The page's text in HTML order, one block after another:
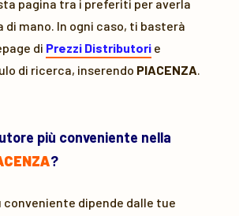
pagina tra i preferiti per averla
di mano. In ogni caso, ti basterà
di Prezzi Distributori e
di ricerca, inserendo PIACENZA.
più conveniente nella
?
dipende dalle tue